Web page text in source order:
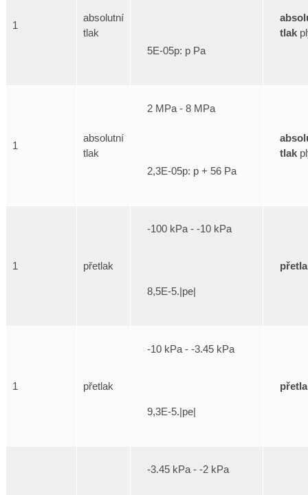
1
absolutní
tlak
5E-05p: p Pa
tlak
1
absolutní
tlak
2 MPa - 8 MPa
2,3E-05p: p + 56 Pa
tlak
1 přetlak
-100 kPa - -10 kPa
8,5E-5.|pe|
1 přetlak
-10 kPa - -3.45 kPa
9,3E-5.|pe|
-3.45 kPa - -2 kPa